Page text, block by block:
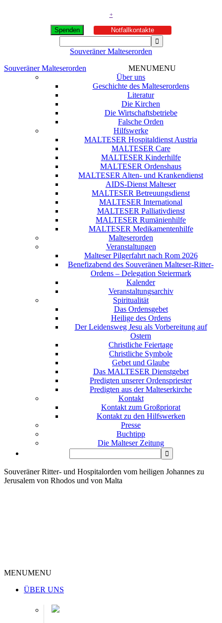
+
Spenden Notfallkontakte
Souveräner Malteserorden
Souveräner Malteserorden
MENUMENU
Über uns
Geschichte des Malteserordens
Literatur
Die Kirchen
Die Wirtschaftsbetriebe
Falsche Orden
Hilfswerke
MALTESER Hospitaldienst Austria
MALTESER Care
MALTESER Kinderhilfe
MALTESER Ordenshaus
MALTESER Alten- und Krankendienst
AIDS-Dienst Malteser
MALTESER Betreuungsdienst
MALTESER International
MALTESER Palliativdienst
MALTESER Rumänienhilfe
MALTESER Medikamentenhilfe
Malteserorden
Veranstaltungen
Malteser Pilgerfahrt nach Rom 2026
Benefizabend des Souveränen Malteser-Ritter-
Ordens – Delegation Steiermark
Kalender
Veranstaltungsarchiv
Spiritualität
Das Ordensgebet
Heilige des Ordens
Der Leidensweg Jesu als Vorbereitung auf
Ostern
Christliche Feiertage
Christliche Symbole
Gebet und Glaube
Das MALTESER Dienstgebet
Predigten unserer Ordenspriester
Predigten aus der Malteserkirche
Kontakt
Kontakt zum Großpriorat
Kontakt zu den Hilfswerken
Presse
Buchtipp
Die Malteser Zeitung
Souveräner Ritter- und Hospitalorden vom heiligen Johannes zu
Jerusalem von Rhodos und von Malta
MENUMENU
ÜBER UNS